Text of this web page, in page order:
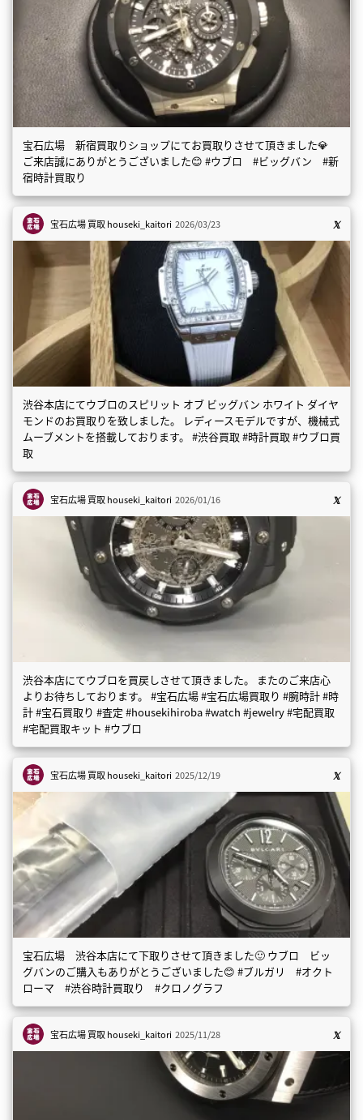
宝石広場 新宿買取りショップにてお買取りさせて頂きました💎
ご来店誠にありがとうございました😊 #ウブロ #ビッグバン #新
宿時計買取り
宝石広場 買取houseki_kaitori 2026/03/23
渋谷本店にてウブロのスピリット オブ ビッグバン ホワイト ダイヤ
モンドのお買取りを致しました。 レディースモデルですが、機械式
ムーブメントを搭載しております。 #渋谷買取 #時計買取 #ウブロ買
取
宝石広場 買取houseki_kaitori 2026/01/16
渋谷本店にてウブロを買戻しさせて頂きました。 またのご来店心
よりお待ちしております。 #宝石広場 #宝石広場買取り #腕時計 #時
計 #宝石買取り #査定 #housekihiroba #watch #jewelry #宅配買取
#宅配買取キット #ウブロ
宝石広場 買取houseki_kaitori 2025/12/19
宝石広場 渋谷本店にて下取りさせて頂きました🙂 ウブロ ビッ
グバンのご購入もありがとうございました😊 #ブルガリ #オクト
ローマ #渋谷時計買取り #クロノグラフ
宝石広場 買取houseki_kaitori 2025/11/28